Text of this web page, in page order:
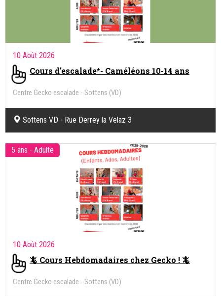
10 Août 2026
Cours d'escalade*- Caméléons 10-14 ans
Centre Gecko escalade - Sottens (VD)
Sottens VD - Rue Derrey la Velaz 3
5 ans - Adulte
10 Août 2026
🦎 Cours Hebdomadaires chez Gecko ! 🦎
Centre Gecko escalade - Sottens (VD)